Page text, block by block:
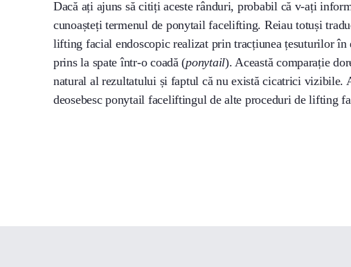
Dacă ați ajuns să citiți aceste rânduri, probabil că v-ați
cunoașteți termenul de ponytail facelifting. Reiau totuși
lifting facial endoscopic realizat prin tracțiunea țesuturilor
prins la spate într-o coadă (ponytail). Această comparație
natural al rezultatului și faptul că nu există cicatrici vizibile.
deosebesc ponytail faceliftingul de alte proceduri de lifting